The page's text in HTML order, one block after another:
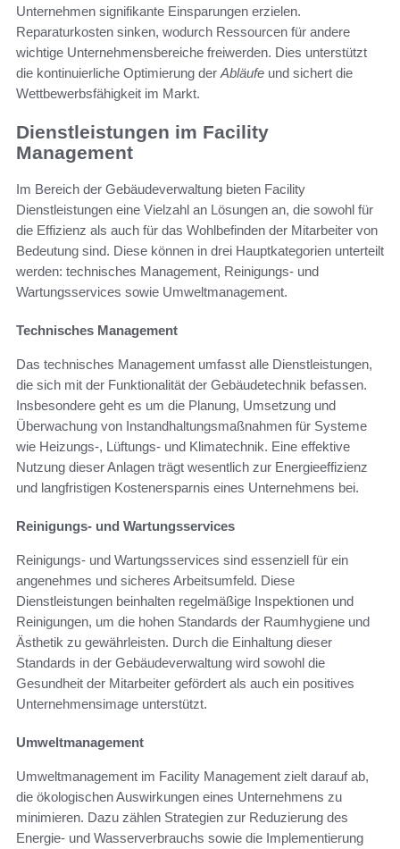
Unternehmen signifikante Einsparungen erzielen.
Reparaturkosten sinken, wodurch Ressourcen für andere
wichtige Unternehmensbereiche freiwerden. Dies unterstützt
die kontinuierliche Optimierung der Abläufe und sichert die
Wettbewerbsfähigkeit im Markt.
Dienstleistungen im Facility
Management
Im Bereich der Gebäudeverwaltung bieten Facility
Dienstleistungen eine Vielzahl an Lösungen an, die sowohl für
die Effizienz als auch für das Wohlbefinden der Mitarbeiter von
Bedeutung sind. Diese können in drei Hauptkategorien unterteilt
werden: technisches Management, Reinigungs- und
Wartungsservices sowie Umweltmanagement.
Technisches Management
Das technisches Management umfasst alle Dienstleistungen,
die sich mit der Funktionalität der Gebäudetechnik befassen.
Insbesondere geht es um die Planung, Umsetzung und
Überwachung von Instandhaltungsmaßnahmen für Systeme
wie Heizungs-, Lüftungs- und Klimatechnik. Eine effektive
Nutzung dieser Anlagen trägt wesentlich zur Energieeffizienz
und langfristigen Kostenersparnis eines Unternehmens bei.
Reinigungs- und Wartungsservices
Reinigungs- und Wartungsservices sind essenziell für ein
angenehmes und sicheres Arbeitsumfeld. Diese
Dienstleistungen beinhalten regelmäßige Inspektionen und
Reinigungen, um die hohen Standards der Raumhygiene und
Ästhetik zu gewährleisten. Durch die Einhaltung dieser
Standards in der Gebäudeverwaltung wird sowohl die
Gesundheit der Mitarbeiter gefördert als auch ein positives
Unternehmensimage unterstützt.
Umweltmanagement
Umweltmanagement im Facility Management zielt darauf ab,
die ökologischen Auswirkungen eines Unternehmens zu
minimieren. Dazu zählen Strategien zur Reduzierung des
Energie- und Wasserverbrauchs sowie die Implementierung